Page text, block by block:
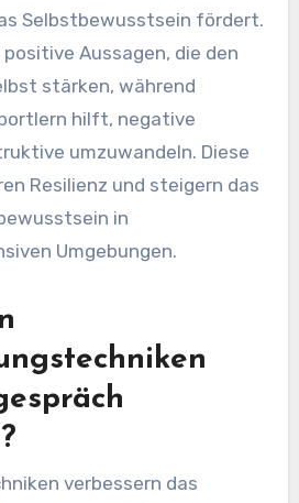
Selbstbewusstsein fördert.
Aussagen, die den
stärken, während
hilft, negative
umzuwandeln. Diese
Resilienz und steigern das
in
Umgebungen.
verbessern das